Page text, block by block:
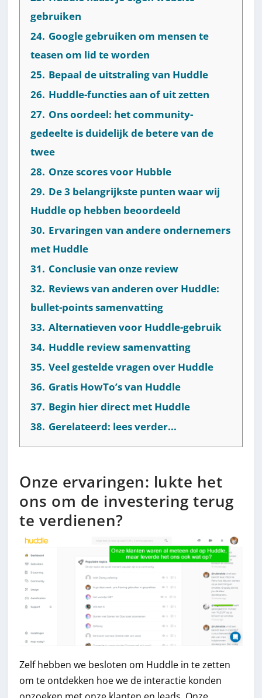
gebruiken
24. Google gebruiken om mensen te
teasen om lid te worden
25. Bepaal de uitstraling van Huddle
26. Huddle-functies aan of uit zetten
27. Ons oordeel: het community-
gedeelte is duidelijk de betere van de
twee
28. Onze scores voor Hubble
29. De 3 belangrijkste punten waar wij
Huddle op hebben beoordeeld
30. Ervaringen van andere ondernemers
met Huddle
31. Conclusie van onze review
32. Reviews van anderen over Huddle:
bullet-points samenvatting
33. Alternatieven voor Huddle-gebruik
34. Huddle review samenvatting
35. Veel gestelde vragen over Huddle
36. Gratis HowTo’s van Huddle
37. Begin hier direct met Huddle
38. Gerelateerd: lees verder...
Onze ervaringen: lukte het
ons om de investering terug
te verdienen?
Zelf hebben we besloten om Huddle in te zetten
om te ontdekken hoe we de interactie konden